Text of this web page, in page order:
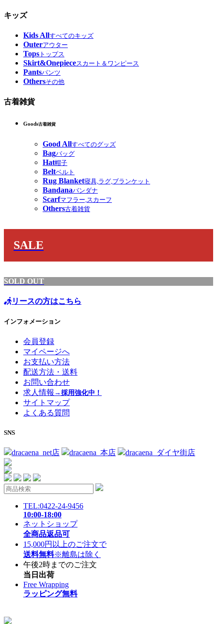
キッズ
Kids Allすべてのキッズ
Outerアウター
Tops トップス
Skirt&Onepieceスカート＆ワンピース
Pantsパンツ
Othersその他
古着雑貨
Goods古着雑貨
Good Allすべてのグッズ
Bagバッグ
Hat帽子
Beltベルト
Rug Blanket寝具,ラグ,ブランケット
Bandanaバンダナ
Scarfマフラー,スカーフ
Others古着雑貨
SALE
SOLD OUT
リースの方はこちら
インフォメーション
会員登録
マイページへ
お支払い方法
配送方法・送料
お問い合わせ
求人情報 →採用強化中！
サイトマップ
よくある質問
SNS
dracaena_net店 dracaena_本店 dracaena_ダイヤ街店
TEL:0422-24-9456
10:00-18:00
ネットショップ
全商品返品可
15,000円以上のご注文で
送料無料※離島は除く
午後2時までのご注文
当日出荷
Free Wrapping
ラッピング無料